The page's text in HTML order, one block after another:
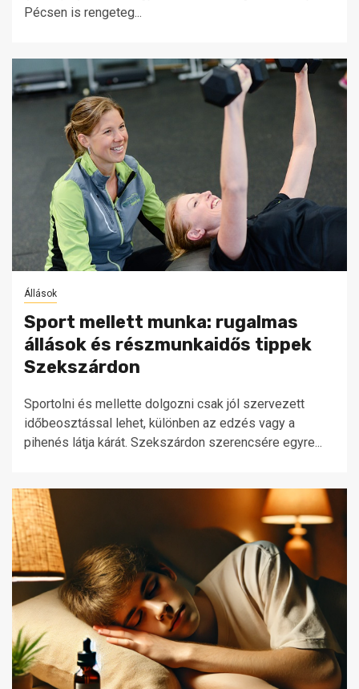
Pécsen is rengeteg...
Állások
Sport mellett munka: rugalmas
állások és részmunkaidős tippek
Szekszárdon
Sportolni és mellette dolgozni csak jól szervezett
időbeosztással lehet, különben az edzés vagy a
pihenés látja kárát. Szekszárdon szerencsére egyre...